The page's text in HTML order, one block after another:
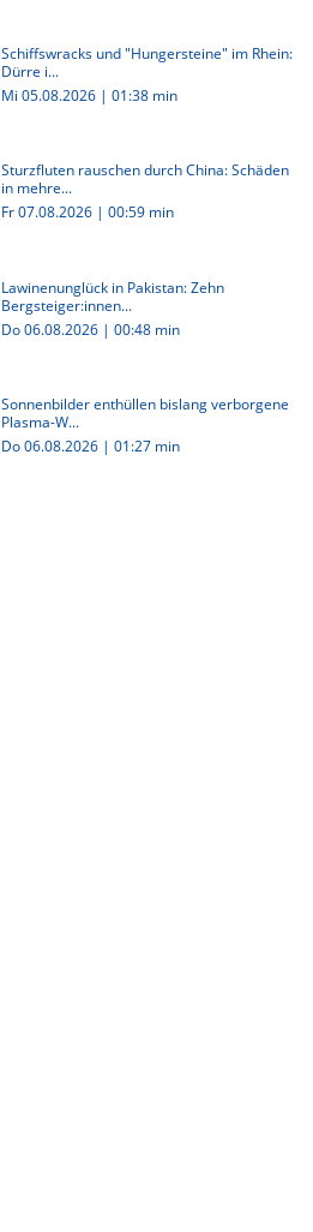
Schiffswracks und "Hungersteine" im Rhein:
Dürre i...
Mi 05.08.2026 | 01:38 min
Sturzfluten rauschen durch China: Schäden
in mehre...
Fr 07.08.2026 | 00:59 min
Lawinenunglück in Pakistan: Zehn
Bergsteiger:innen...
Do 06.08.2026 | 00:48 min
Sonnenbilder enthüllen bislang verborgene
Plasma-W...
Do 06.08.2026 | 01:27 min